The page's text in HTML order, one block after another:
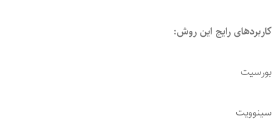
کاربردهای رایج این روش:
بورسیت
سینوویت